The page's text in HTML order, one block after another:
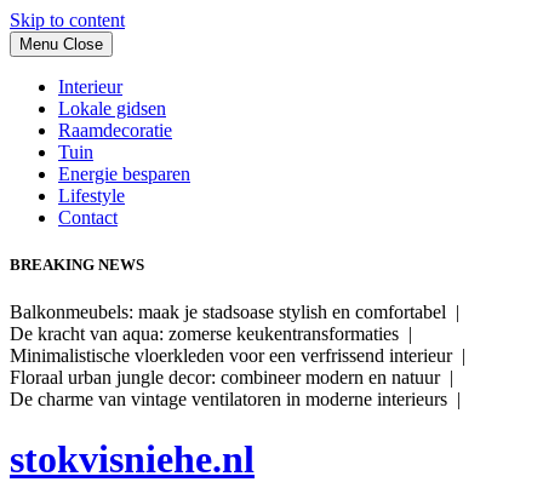
Skip to content
Menu Close
Interieur
Lokale gidsen
Raamdecoratie
Tuin
Energie besparen
Lifestyle
Contact
BREAKING NEWS
Balkonmeubels: maak je stadsoase stylish en comfortabel |
De kracht van aqua: zomerse keukentransformaties |
Minimalistische vloerkleden voor een verfrissend interieur |
Floraal urban jungle decor: combineer modern en natuur |
De charme van vintage ventilatoren in moderne interieurs |
stokvisniehe.nl